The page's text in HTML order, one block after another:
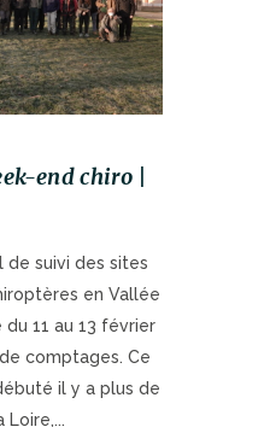
end chiro |
de suivi des sites
en Vallée
du 11 au 13 février
comptages. Ce
il y a plus de
Loire,...